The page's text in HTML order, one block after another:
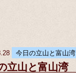
今日の立山と富山湾
立山と富山湾